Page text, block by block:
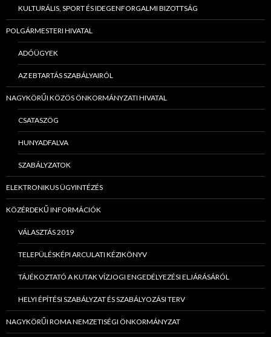
KULTURÁLIS, SPORT ÉS IDEGENFORGALMI BIZOTTSÁG
POLGÁRMESTERI HIVATAL
ADÓÜGYEK
AZ EBTARTÁS SZABÁLYAIRÓL
NAGYKÖRŰI KÖZÖS ÖNKORMÁNYZATI HIVATAL
CSATASZÖG
HUNYADFALVA
SZABÁLYZATOK
ELEKTRONIKUS ÜGYINTÉZÉS
KÖZÉRDEKŰ INFORMÁCIÓK
VÁLASZTÁS 2019
TELEPÜLÉSKÉPI ARCULATI KÉZIKÖNYV
TÁJÉKOZTATÓ A KUTAK VÍZJOGI ENGEDÉLYEZÉSI ELJÁRÁSÁRÓL
HELYI ÉPÍTÉSI SZABÁLYZAT ÉS SZABÁLYOZÁSI TERV
NAGYKÖRŰI ROMA NEMZETISÉGI ÖNKORMÁNYZAT